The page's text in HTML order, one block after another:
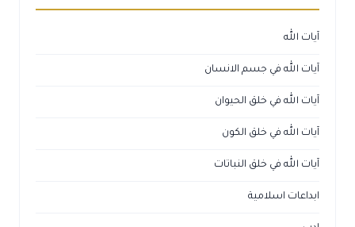
آيات الله
آيات الله في جسم الانسان
آيات الله في خلق الحيوان
آيات الله في خلق الكون
آيات الله في خلق النباتات
ابداعات اسلامية